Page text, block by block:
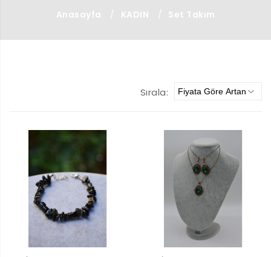
Anasayfa / KADIN / Set Takım
Sırala: